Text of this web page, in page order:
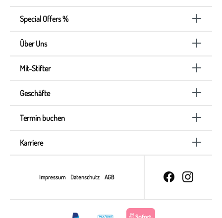
Special Offers %
Über Uns
Mit-Stifter
Geschäfte
Termin buchen
Karriere
Impressum Datenschutz AGB